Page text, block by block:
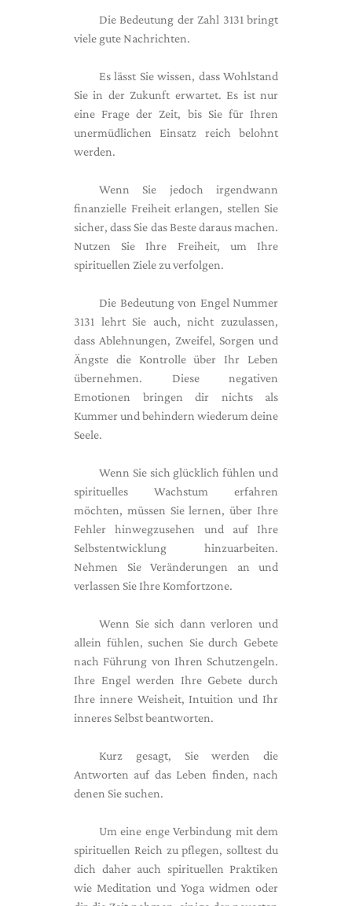
Die Bedeutung der Zahl 3131 bringt
viele gute Nachrichten.
Es lässt Sie wissen, dass Wohlstand
Sie in der Zukunft erwartet. Es ist nur
eine Frage der Zeit, bis Sie für Ihren
unermüdlichen Einsatz reich belohnt
werden.
Wenn Sie jedoch irgendwann
finanzielle Freiheit erlangen, stellen Sie
sicher, dass Sie das Beste daraus machen.
Nutzen Sie Ihre Freiheit, um Ihre
spirituellen Ziele zu verfolgen.
Die Bedeutung von Engel Nummer
3131 lehrt Sie auch, nicht zuzulassen,
dass Ablehnungen, Zweifel, Sorgen und
Ängste die Kontrolle über Ihr Leben
übernehmen. Diese negativen
Emotionen bringen dir nichts als
Kummer und behindern wiederum deine
Seele.
Wenn Sie sich glücklich fühlen und
spirituelles Wachstum erfahren
möchten, müssen Sie lernen, über Ihre
Fehler hinwegzusehen und auf Ihre
Selbstentwicklung hinzuarbeiten.
Nehmen Sie Veränderungen an und
verlassen Sie Ihre Komfortzone.
Wenn Sie sich dann verloren und
allein fühlen, suchen Sie durch Gebete
nach Führung von Ihren Schutzengeln.
Ihre Engel werden Ihre Gebete durch
Ihre innere Weisheit, Intuition und Ihr
inneres Selbst beantworten.
Kurz gesagt, Sie werden die
Antworten auf das Leben finden, nach
denen Sie suchen.
Um eine enge Verbindung mit dem
spirituellen Reich zu pflegen, solltest du
dich daher auch spirituellen Praktiken
wie Meditation und Yoga widmen oder